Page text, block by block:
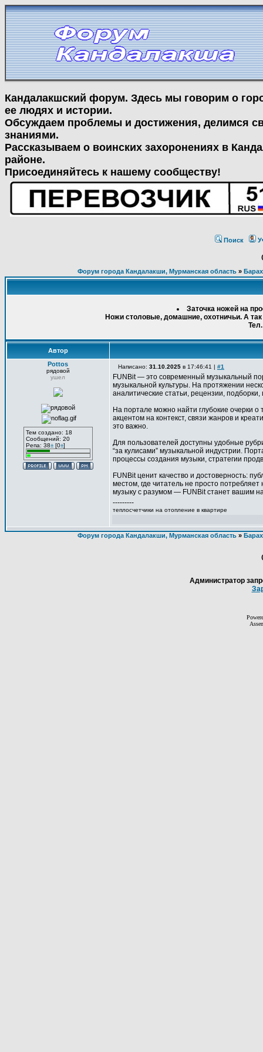
Кандалакшский форум. Здесь мы говорим о
ее людях и истории.
Обсуждаем проблемы и достижения, делимся
знаниями.
Рассказываем о воинских захоронениях в
районе.
Присоединяйтесь к нашему сообществу!
Поиск
Форум города Кандалакши, Мурманская область »
Заточка ножей на
Ножи столовые, домашние, охотничьи. А
Автор
Pottos
рядовой
ушел
Тем создано: 18
Сообщений: 20
Репа: 38±[0±]
Написано: 31.10.2025 в 17:46:41 | #1
FUNBit — это современный музыкальный
музыкальной культуры. На протяжении
аналитические статьи, рецензии,
На портале можно найти глубокие очерки
акцентом на контекст, связи жанров и
это важно.
Для пользователей доступны удобные
“за кулисами” музыкальной индустрии.
процессы создания музыки, стратегии
FUNBit ценит качество и достоверность:
местом, где читатель не просто
музыку с разумом — FUNBit станет вашим
---------
теплосчетчики на отопление в квартире
Форум города Кандалакши, Мурманская область »
Администратор